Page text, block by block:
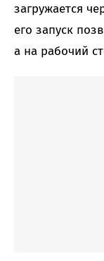
загружается
его запуск
а на рабочий